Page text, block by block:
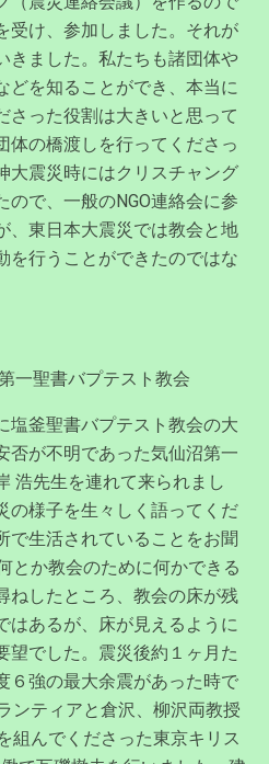
受け、参加しました。それが
きました。私たちも諸団体や
どを知ることができ、本当に
さった役割は大きいと思って
体の橋渡しを行ってくださっ
大震災時にはクリスチャング
ので、一般のNGO連絡会に参
、東日本大震災では教会と地
を行うことができたのではな
一聖書バプテスト教会
塩釜聖書バプテスト教会の大
否が不明であった気仙沼第一
浩先生を連れて来られまし
の様子を生々しく語ってくだ
で生活されていることをお聞
とか教会のために何かできる
ねしたところ、教会の床が残
はあるが、床が見えるように
望でした。震災後約１ヶ月た
６強の最大余震があった時で
ンティアと倉沢、柳沢両教授
組んでくださった東京キリス